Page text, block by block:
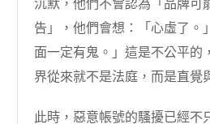
沉默，他們不會認為「品牌可
告」，他們會想：「心虛了。
面一定有鬼。」這是不公平的
界從來就不是法庭，而是直覺
此時，惡意帳號的騷擾已經不